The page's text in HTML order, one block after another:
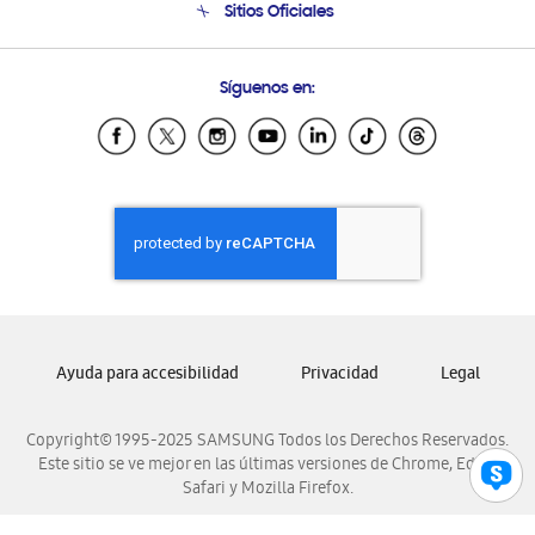
Condiciones de Compra
Soporte vía eMail
Sitios Oficiales
Samsung Ecuador
Samsung El Salvador
Samsung Honduras
Samsung Nicaragua
Samsung Panamá
Samsung Venezuela
Síguenos en:
Copyright© 1995-2025 SAMSUNG Todos los Derechos Reservados.
Este sitio se ve mejor en las últimas versiones de Chrome, Edge,
Safari y Mozilla Firefox.
Ayuda para accesibilidad Privacidad Legal